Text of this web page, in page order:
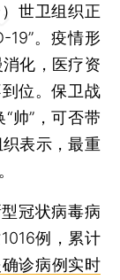
世卫组织正
19”。疫情形
化，医疗资
位。保卫战
帅”，可否带
表示，最重
冠状病毒病
例，累计
诊病例实时